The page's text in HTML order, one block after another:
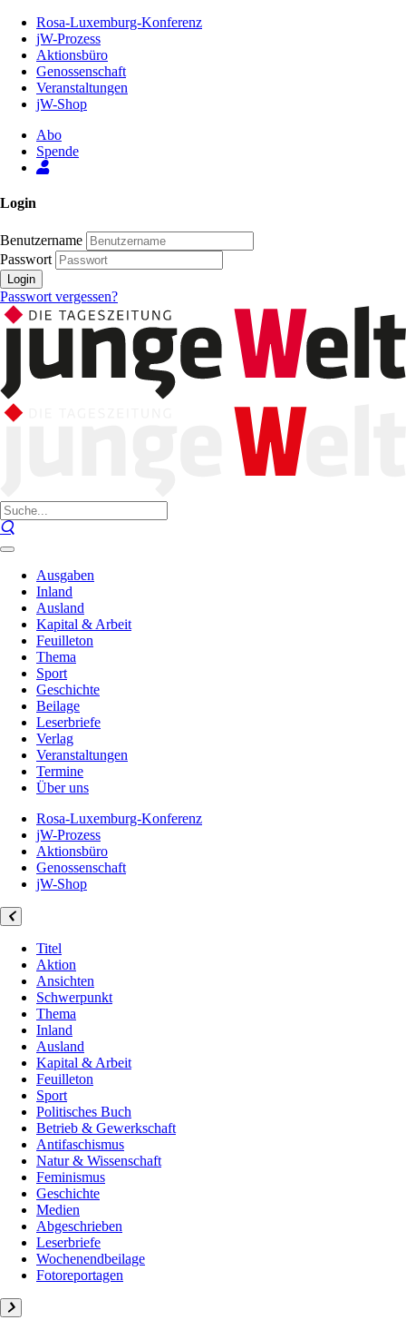
Inhalt
Seite
Rosa-Luxemburg-Konferenz
jW-Prozess
Aktionsbüro
Genossenschaft
Veranstaltungen
jW-Shop
Abo
Spende
Login
Benutzername
Passwort
Login
Passwort vergessen?
Ausgaben
Inland
Ausland
Kapital & Arbeit
Feuilleton
Thema
Sport
Geschichte
Beilage
Leserbriefe
Verlag
Veranstaltungen
Termine
Über uns
Rosa-Luxemburg-Konferenz
jW-Prozess
Aktionsbüro
Genossenschaft
jW-Shop
Titel
Aktion
Ansichten
Schwerpunkt
Thema
Inland
Ausland
Kapital & Arbeit
Feuilleton
Sport
Politisches Buch
Betrieb & Gewerkschaft
Antifaschismus
Natur & Wissenschaft
Feminismus
Geschichte
Medien
Abgeschrieben
Leserbriefe
Wochenendbeilage
Fotoreportagen